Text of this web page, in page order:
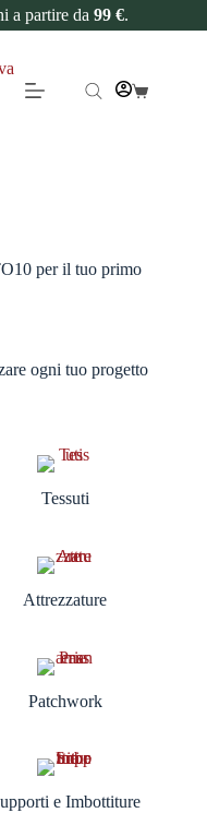
a partire da 99 €.
per il tuo primo
ogni tuo progetto
Tessuti
Attrezzature
Patchwork
e Imbottiture